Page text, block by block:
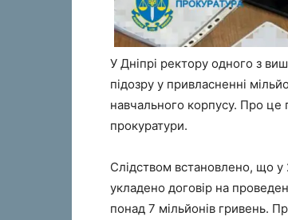
У Дніпрі ректору одного з
підозру у привласненні
навчального корпусу. Про це
прокуратури.
Слідством встановлено, що у
укладено договір на
понад 7 мільйонів гривень.